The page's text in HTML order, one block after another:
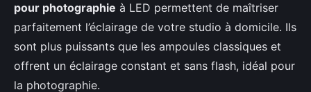
pour photographie à LED permettent de maîtriser
parfaitement l’éclairage de votre studio à domicile. Ils
sont plus puissants que les ampoules classiques et
offrent un éclairage constant et sans flash, idéal pour
la photographie.